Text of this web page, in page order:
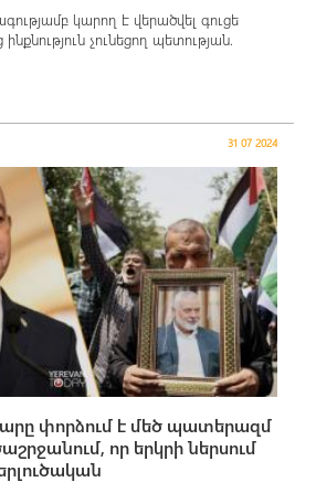
կարող է վերածվել գուցե
չունեցող պետության.
31 07 2024
փորձում է մեծ պատերազմ
որ երկրի ներսում